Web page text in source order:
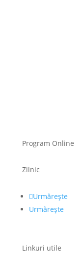
Program Online
Zilnic
Urmărește
Urmărește
Linkuri utile